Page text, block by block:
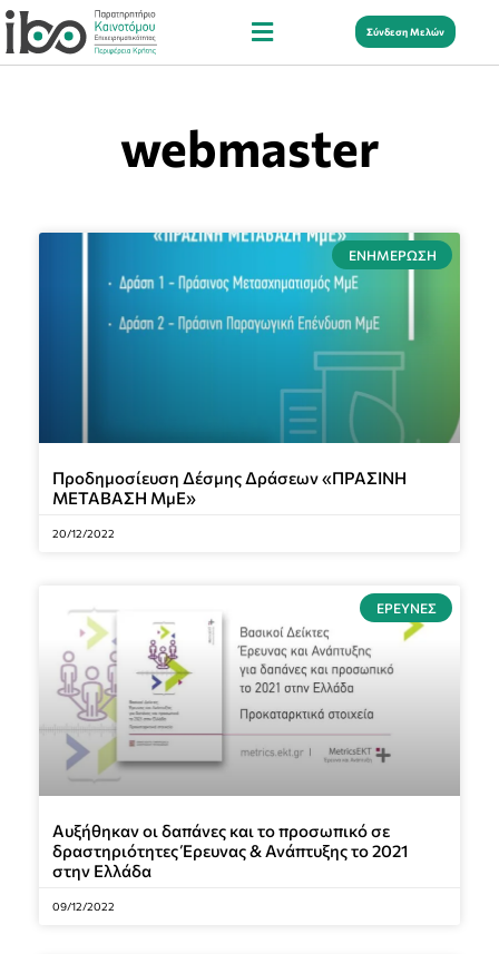
Σύνδεση Μελών
webmaster
ΕΝΗΜΈΡΩΣΗ
Προδημοσίευση Δέσμης Δράσεων «ΠΡΑΣΙΝΗ
ΜΕΤΑΒΑΣΗ ΜμΕ»
20/12/2022
ΈΡΕΥΝΕΣ
Αυξήθηκαν οι δαπάνες και το προσωπικό σε
δραστηριότητες Έρευνας & Ανάπτυξης το 2021
στην Ελλάδα
09/12/2022